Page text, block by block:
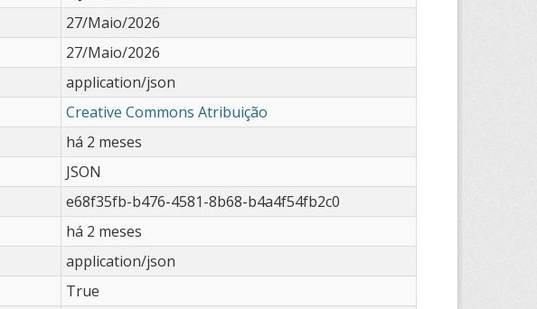
27/Maio/2026
27/Maio/2026
application/json
Creative Commons Atribuição
há 2 meses
JSON
e68f35fb-b476-4581-8b68-b4a4f54fb2c0
há 2 meses
application/json
True